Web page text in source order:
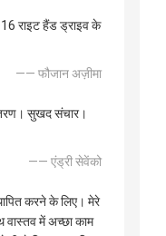
राइट हैंड ड्राइव के
—— फौजान अज़ीमा
सुखद संचार।
—— एंड्री सेवेंको
करने के लिए। मेरे
में अच्छा काम